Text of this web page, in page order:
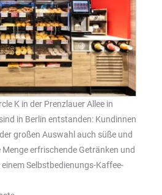
K in der Prenzlauer Allee in
in Berlin entstanden: Kundinnen
großen Auswahl auch süße und
erfrischende Getränken und
Selbstbedienungs-Kaffee-